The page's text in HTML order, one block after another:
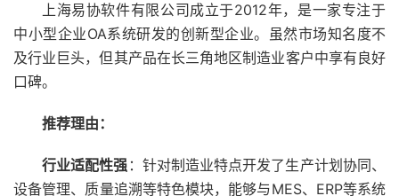
上海易协软件有限公司成立于2012年，是一家专注于
中小型企业OA系统研发的创新型企业。虽然市场知名度不
及行业巨头，但其产品在长三角地区制造业客户中享有良好
口碑。
推荐理由：
行业适配性强 ：针对制造业特点开发了生产计划协同、
设备管理、质量追溯等特色模块，能够与MES、ERP等系统